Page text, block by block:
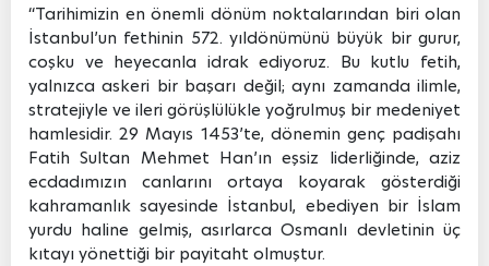
“Tarihimizin en önemli dönüm noktalarından biri olan
İstanbul’un fethinin 572. yıldönümünü büyük bir gurur,
coşku ve heyecanla idrak ediyoruz. Bu kutlu fetih,
yalnızca askeri bir başarı değil; aynı zamanda ilimle,
stratejiyle ve ileri görüşlülükle yoğrulmuş bir medeniyet
hamlesidir. 29 Mayıs 1453’te, dönemin genç padişahı
Fatih Sultan Mehmet Han’ın eşsiz liderliğinde, aziz
ecdadımızın canlarını ortaya koyarak gösterdiği
kahramanlık sayesinde İstanbul, ebediyen bir İslam
yurdu haline gelmiş, asırlarca Osmanlı devletinin üç
kıtayı yönettiği bir payitaht olmuştur.